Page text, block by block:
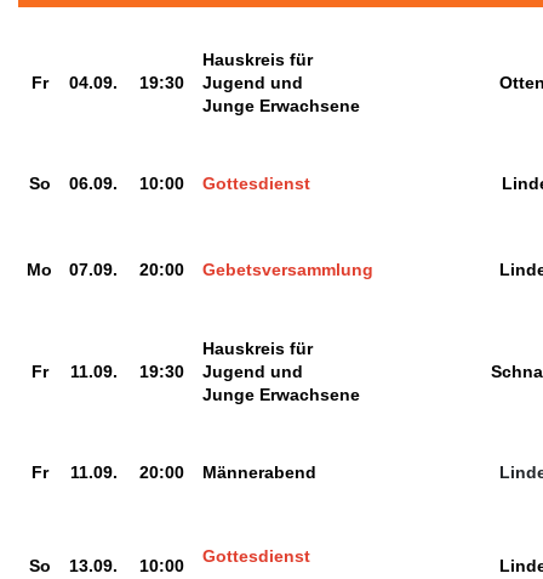
Fr 04.09. 19:30
Hauskreis für
Jugend und
Junge Erwachsene
So 06.09. 10:00 Gottesdienst
Mo 07.09. 20:00 Gebetsversammlung
Fr 11.09. 19:30
Hauskreis für
Jugend und
Junge Erwachsene
Fr 11.09. 20:00 Männerabend
So 13.09. 10:00 Gottesdienst